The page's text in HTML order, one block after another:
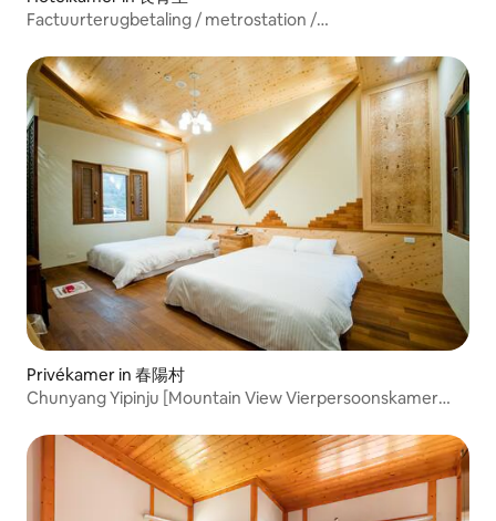
Factuurterugbetaling / metrostation /
fitnessruimte, sauna, stoombad en droogruimte /
inclusief schoonmaak en ontbijt
Privékamer in 春陽村
Chunyang Yipinju [Mountain View Vierpersoonskamer
Accommodatie